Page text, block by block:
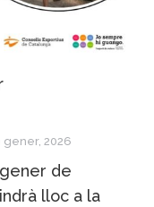
gener, 2026
de
lloc a la